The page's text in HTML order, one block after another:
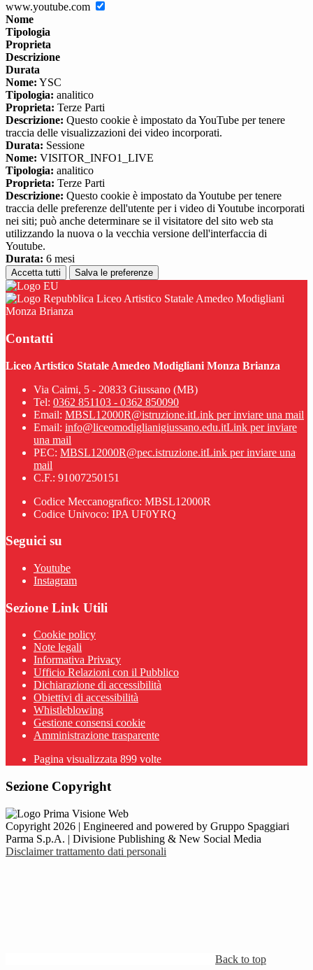
www.youtube.com
Nome
Tipologia
Proprieta
Descrizione
Durata
Nome: YSC
Tipologia: analitico
Proprieta: Terze Parti
Descrizione: Questo cookie è impostato da YouTube per tenere
traccia delle visualizzazioni dei video incorporati.
Durata: Sessione
Nome: VISITOR_INFO1_LIVE
Tipologia: analitico
Proprieta: Terze Parti
Descrizione: Questo cookie è impostato da Youtube per tenere
traccia delle preferenze dell'utente per i video di Youtube incorporati
nei siti; può anche determinare se il visitatore del sito web sta
utilizzando la nuova o la vecchia versione dell'interfaccia di
Youtube.
Durata: 6 mesi
Accetta tutti Salva le preferenze
Liceo Artistico Statale Amedeo Modigliani
Monza Brianza
Contatti
Liceo Artistico Statale Amedeo Modigliani Monza Brianza
Via Caimi, 5 - 20833 Giussano (MB)
Tel: 0362 851103 - 0362 850090
Email: MBSL12000R@istruzione.itLink per inviare una mail
Email: info@liceomodiglianigiussano.edu.itLink per inviare
una mail
PEC: MBSL12000R@pec.istruzione.itLink per inviare una
mail
C.F.: 91007250151
Codice Meccanografico: MBSL12000R
Codice Univoco: IPA UF0YRQ
Seguici su
Youtube
Instagram
Sezione Link Utili
Cookie policy
Note legali
Informativa Privacy
Ufficio Relazioni con il Pubblico
Dichiarazione di accessibilità
Obiettivi di accessibilità
Whistleblowing
Gestione consensi cookie
Amministrazione trasparente
Pagina visualizzata 899 volte
Sezione Copyright
Copyright 2026 | Engineered and powered by Gruppo Spaggiari
Parma S.p.A. | Divisione Publishing & New Social Media
Disclaimer trattamento dati personali
Back to top